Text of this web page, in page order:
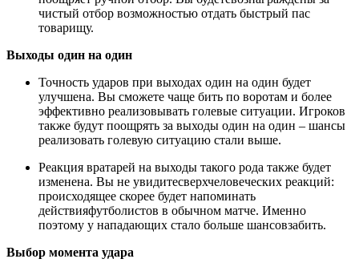
чистый отбор возможностью отдать быстрый пас
товарищу.
Выходы один на один
Точность ударов при выходах один на один будет
улучшена. Вы сможете чаще бить по воротам и более
эффективно реализовывать голевые ситуации. Игроков
также будут поощрять за выходы один на один – шансы
реализовать голевую ситуацию стали выше.
Реакция вратарей на выходы такого рода также будет
изменена. Вы не увидитесверхчеловеческих реакций:
происходящее скорее будет напоминать
действияфутболистов в обычном матче. Именно
поэтому у нападающих стало больше шансовзабить.
Выбор момента удара